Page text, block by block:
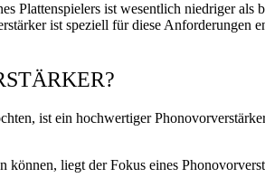
Plattenspielers ist wesentlich niedriger
ist speziell für diese Anforderungen
ist ein hochwertiger
liegt der Fokus eines